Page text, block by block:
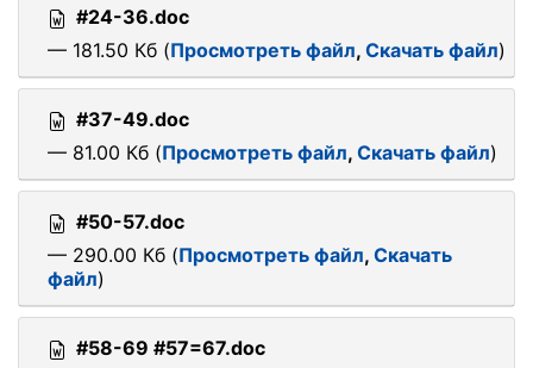
#24-36.doc
— 181.50 Кб (Просмотреть файл, Скачать файл)
#37-49.doc
— 81.00 Кб (Просмотреть файл, Скачать файл)
#50-57.doc
— 290.00 Кб (Просмотреть файл, Скачать
файл)
#58-69 #57=67.doc